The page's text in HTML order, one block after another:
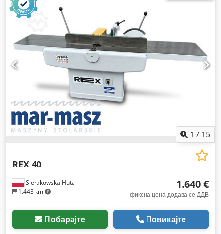
1 / 15
Sierakowska Huta
1.443 km
REX 40
1.640 €
фиксна цена додава се ДДВ
Побарајте Повикајте